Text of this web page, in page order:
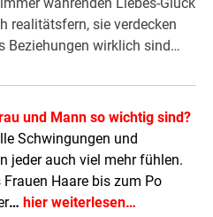
realitätsfern, sie verdecken
Beziehungen wirklich sind…
und Mann so wichtig sind?
Schwingungen und
jeder auch viel mehr fühlen.
Haare bis zum Po
… hier weiterlesen…